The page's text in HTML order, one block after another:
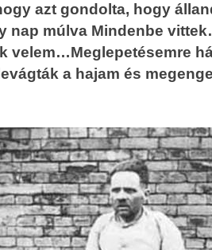
azt gondolta, hogy
nap múlva Mindenbe
velem…Meglepetésemre
a hajam és